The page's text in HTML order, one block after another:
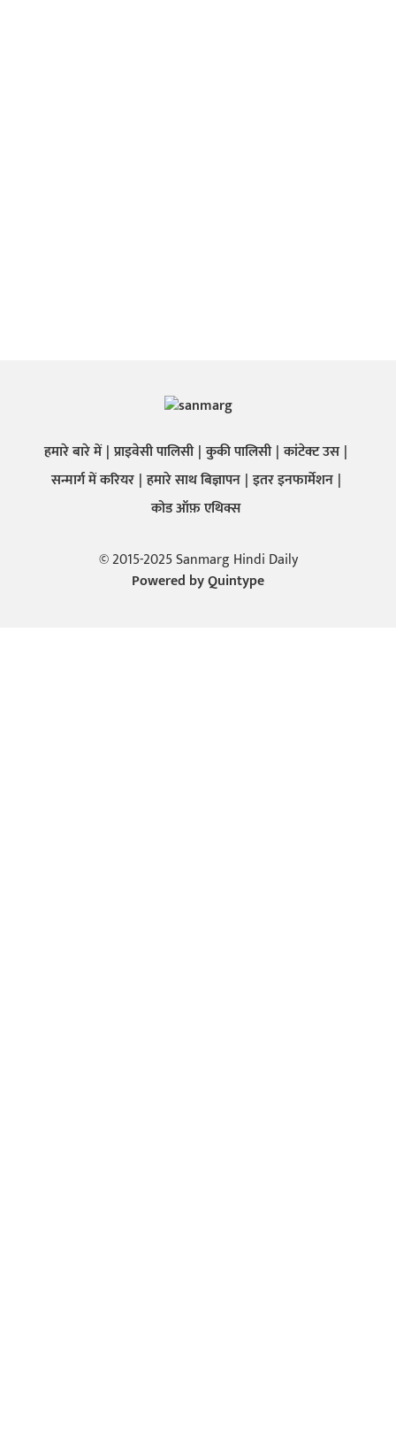
हमारे बारे में प्राइवेसी पालिसी कुकी पालिसी कांटेक्ट उस
सन्मार्ग में करियर हमारे साथ बिज्ञापन इतर इनफार्मेशन
कोड ऑफ़ एथिक्स
© 2015-2025 Sanmarg Hindi Daily
Powered byQuintype